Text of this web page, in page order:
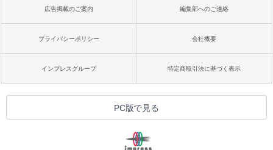
広告掲載のご案内 編集部へのご連絡
プライバシーポリシー 会社概要
インプレスグループ 特定商取引法に基づく表示
PC版で見る